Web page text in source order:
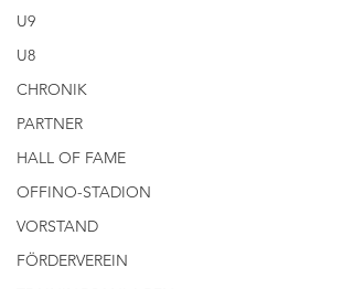
U9
U8
CHRONIK
PARTNER
HALL OF FAME
OFFINO-STADION
VORSTAND
FÖRDERVEREIN